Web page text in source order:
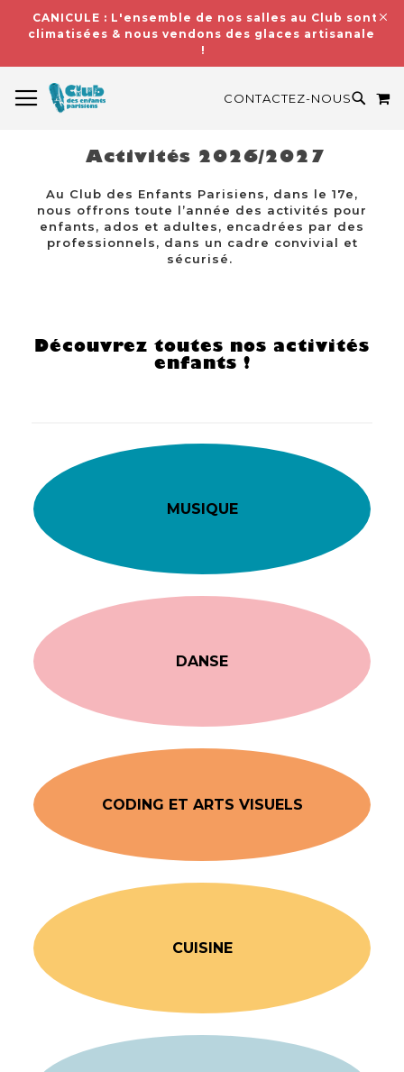
CANICULE : L'ensemble de nos salles au Club sont
climatisées & nous vendons des glaces artisanales
!
CONTACTEZ-NOUS
Activités 2026/2027
Au Club des Enfants Parisiens, dans le 17e,
nous offrons toute l’année des activités pour
enfants, ados et adultes, encadrées par des
professionnels, dans un cadre convivial et
sécurisé.
Découvrez toutes nos activités
enfants !
MUSIQUE
DANSE
CODING ET ARTS VISUELS
CUISINE